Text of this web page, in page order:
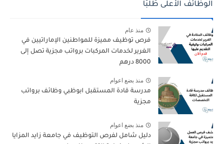
الوظائف الأعلى طَلَبًا
منذ عام
فرص توظيف مميزة للمواطنين الإماراتيين في
الغرير لخدمات المركبات برواتب مجزية تصل إلى
8000 درهم
منذ بضع اعوام
مدرسة قادة المستقبل ابوظبي وظائف برواتب
مجزية
منذ بضع اعوام
دليل شامل لفرص التوظيف في جامعة زايد المزايا